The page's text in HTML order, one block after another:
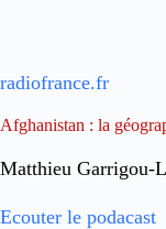
radiofrance.fr
Afghanistan : la
Matthieu Garrigou-
Ecouter le podacast